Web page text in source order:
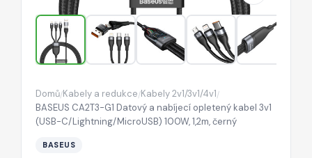
opletený
kabel
3v1
(USB-
C/Lightning/MicroUSB)
100W,
1,2m,
Domů/Kabely a redukce/Kabely 2v1/3v1/4v1/
BASEUS CA2T3-G1 Datový a nabíjecí opletený kabel 3v1
(USB-C/Lightning/MicroUSB) 100W, 1,2m, černý
BASEUS